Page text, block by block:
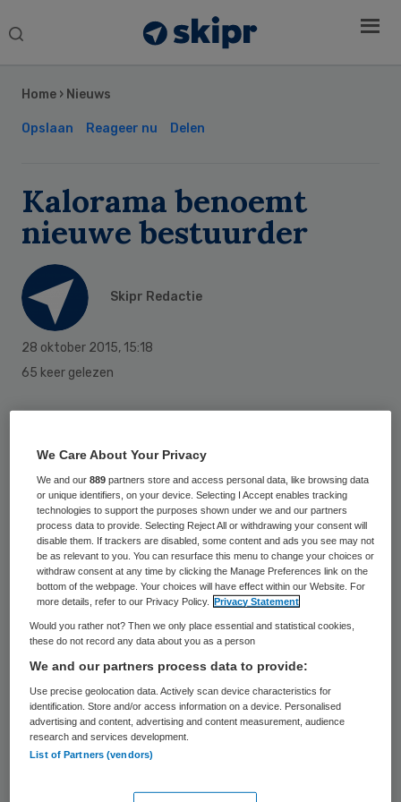
Search
Home › Nieuws
Opslaan Reageer nu Delen
Kalorama benoemt
nieuwe bestuurder
Skipr Redactie
28 oktober 2015, 15:18
65 keer gelezen
de nieuwe bestuurder van Kalorama. Zij
volgt hiermee mevrouw Marianne Straks op.
Marianne van Deutekom is momenteel
werkzaam als bestuurder van Sint Jozef
Wonen en Zorg in het Limburgse Meijel. Sint
Jozef Wonen en Zorg is een
ouderenzorgaanbieder die zich richt op
Verzorging, Verpleging en Thuiszorg. Bij
Sint Jozef Wonen en Zorg staan de cliënten
en hun persoonlijke situatie altijd centraal.
Er wordt gewerkt en gedacht in
oplossingen die passen bij de hulpvraag die
de cliënt stelt; een uitgangspunt dat ook
Sidebar
We Care About Your Privacy
We and our889 partners store and access personal data, like browsing data
or unique identifiers, on your device. Selecting I Accept enables tracking
technologies to support the purposes shown under we and our partners
process data to provide. Selecting Reject All or withdrawing your consent will
disable them. If trackers are disabled, some content and ads you see may not
be as relevant to you. You can resurface this menu to change your choices or
withdraw consent at any time by clicking the Manage Preferences link on the
bottom of the webpage. Your choices will have effect within our Website. For
more details, refer to our Privacy Policy.
Privacy Statement
Would you rather not? Then we only place essential and statistical cookies,
these do not record any data about you as a person
We and our partners process data to provide:
Use precise geolocation data. Actively scan device characteristics for
identification. Store and/or access information on a device. Personalised
advertising and content, advertising and content measurement, audience
research and services development.
List of Partners (vendors)